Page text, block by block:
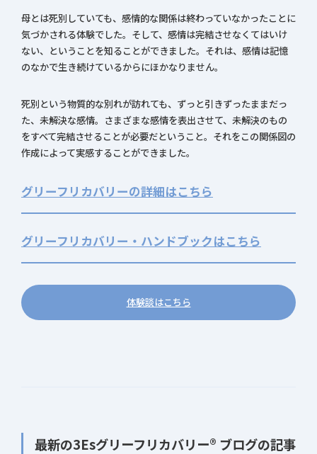
母とは死別していても、感情的な関係は終わっていなかったことに
気づかされる体験でした。そして、感情は完結させなくてはいけ
ない、ということを知ることができました。それは、感情は記憶
のなかで生き続けているからにほかなりません。
死別という物質的な別れが訪れても、ずっと引きずったままだっ
た、未解決な感情。さまざまな感情を表出させて、未解決のもの
をすべて完結させることが必要だということ。それをこの関係図の
作成によって実感することができました。
グリーフリカバリーの詳細はこちら
グリーフリカバリー・ハンドブックはこちら
体験談はこちら
最新の3Esグリーフリカバリー® ブログの記事